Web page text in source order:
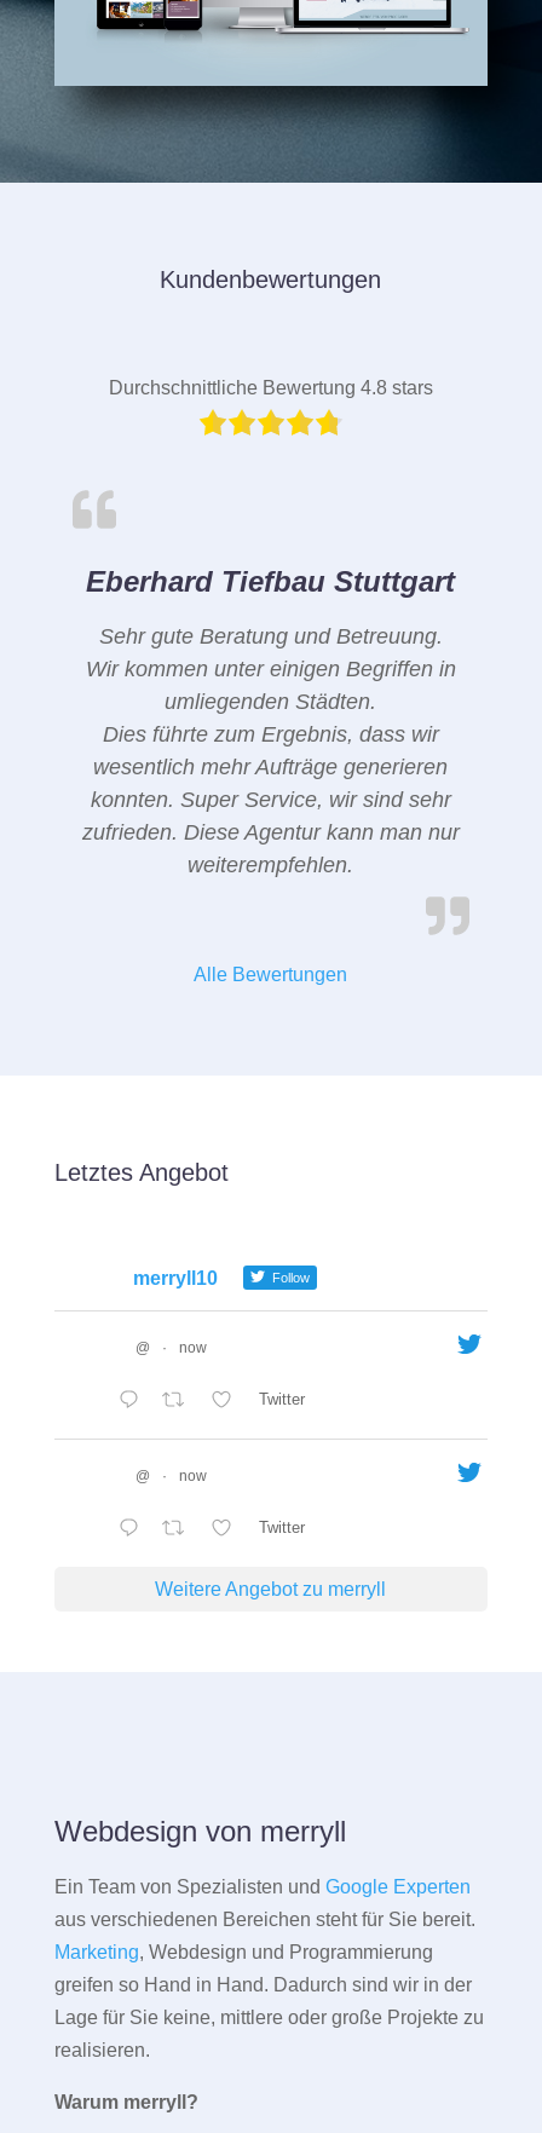
Kundenbewertungen
Durchschnittliche Bewertung 4.8 stars
Eberhard Tiefbau Stuttgart
Sehr gute Beratung und Betreuung.
Wir kommen unter einigen Begriffen in
umliegenden Städten.
Dies führte zum Ergebnis, dass wir
wesentlich mehr Aufträge generieren
konnten. Super Service, wir sind sehr
zufrieden. Diese Agentur kann man nur
weiterempfehlen.
Alle Bewertungen
Letztes Angebot
merryll10 Follow
@ · now
Twitter
@ · now
Twitter
Weitere Angebot zu merryll
Webdesign von merryll
Ein Team von Spezialisten und Google Experten
aus verschiedenen Bereichen steht für Sie bereit.
Marketing, Webdesign und Programmierung
greifen so Hand in Hand. Dadurch sind wir in der
Lage für Sie keine, mittlere oder große Projekte zu
realisieren.
Warum merryll?